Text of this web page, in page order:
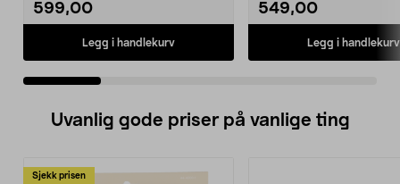
599,00
Legg i handlekurv
549,00
Legg i handlekurv
Uvanlig gode priser på vanlige ting
Sjekk prisen